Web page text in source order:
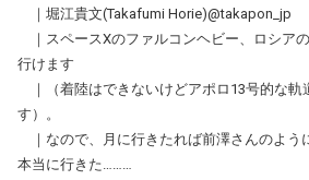
｜堀江貴文(Takafumi Horie)@takapon_jp
｜スペースXのファルコンヘビー、ロシア
行けます
｜（着陸はできないけどアポロ13号的な軌
す）。
｜なので、月に行きたれば前澤さんのよう
本当に行きた………